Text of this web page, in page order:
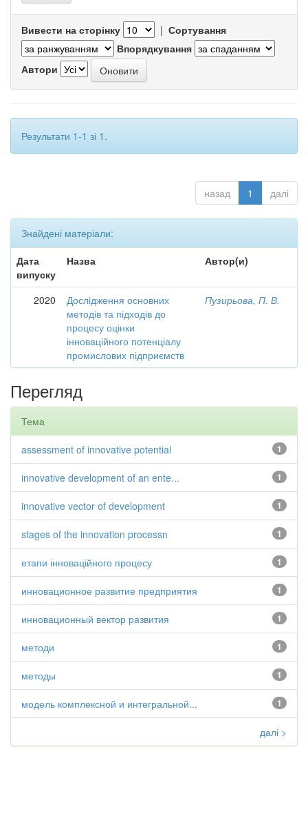
Вивести на сторінку | Сортування
Впорядкування
Автори
Результати 1-1 зі 1.
назад 1 далі
Знайдені матеріали:
Дата
випуску
Назва Автор(и)
2020
Дослідження основних
методів та підходів до
процесу оцінки
інноваційного потенціалу
промислових підприємств
Пузирьова, П. В.
Перегляд
Тема
1
assessment of innovative potential
1
innovative development of an ente...
1
innovative vector of development
1
stages of the innovation processn
1
етапи інноваційного процесу
1
инновационное развитие предприятия
1
инновационный вектор развития
1
методи
1
методы
1
модель комплексной и интегральной...
далі >